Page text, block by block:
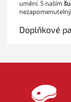
umění. S naším
Doplňkové